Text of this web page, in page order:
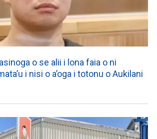
o se alii i lona faia o ni
i nisi o a’oga i totonu o Aukilani